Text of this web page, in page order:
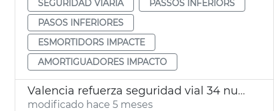
SEGURIDAD VIARIA
PASSOS INFERIORS
PASOS INFERIORES
ESMORTIDORS IMPACTE
AMORTIGUADORES IMPACTO
Valencia refuerza seguridad vial 34 nuevos agentes moto Policía Local
modificado hace 5 meses